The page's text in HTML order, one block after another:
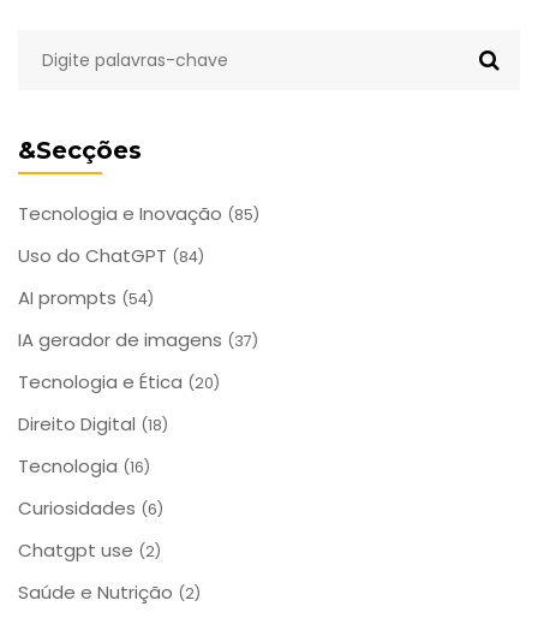
&Secções
Tecnologia e Inovação (85)
Uso do ChatGPT (84)
AI prompts (54)
IA gerador de imagens (37)
Tecnologia e Ética (20)
Direito Digital (18)
Tecnologia (16)
Curiosidades (6)
Chatgpt use (2)
Saúde e Nutrição (2)